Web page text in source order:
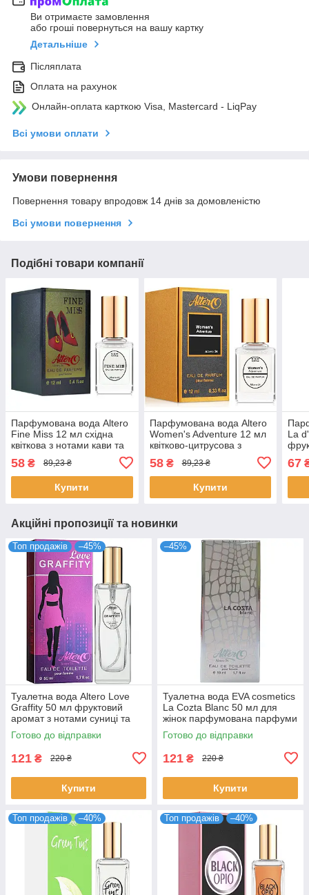
Ви отримаєте замовлення
або гроші повернуться на вашу картку
Детальніше
Післяплата
Оплата на рахунок
Онлайн-оплата карткою Visa, Mastercard - LiqPay
Всі умови оплати
Умови повернення
Повернення товару впродовж 14 днів за домовленістю
Всі умови повернення
Подібні товари компанії
Парфумована вода Altero
Fine Miss 12 мл східна
квіткова з нотами кави та
Альтеро
58 ₴ 89,23 ₴
Купити
Парфумована вода Altero
Women's Adventure 12 мл
квітково-цитрусова з
Альтеро №24
58₴ 89,23 ₴
Купити
La
67
Акційні пропозиції та новинки
Топ продажів –45%
Туалетна вода Altero Love
Graffity 50 мл фруктовий
аромат з нотами суниці та
ванілі для жінок стійка
Альтеро
Готово до відправки
121 ₴ 220 ₴
Купити
–45%
Туалетна вода EVA cosmetics
La Cozta Blanc 50 мл для
жінок парфумована парфуми
Ева косметікс
4820107133243
Готово до відправки
121 ₴ 220 ₴
Купити
Топ продажів –40% Топ продажів –40%